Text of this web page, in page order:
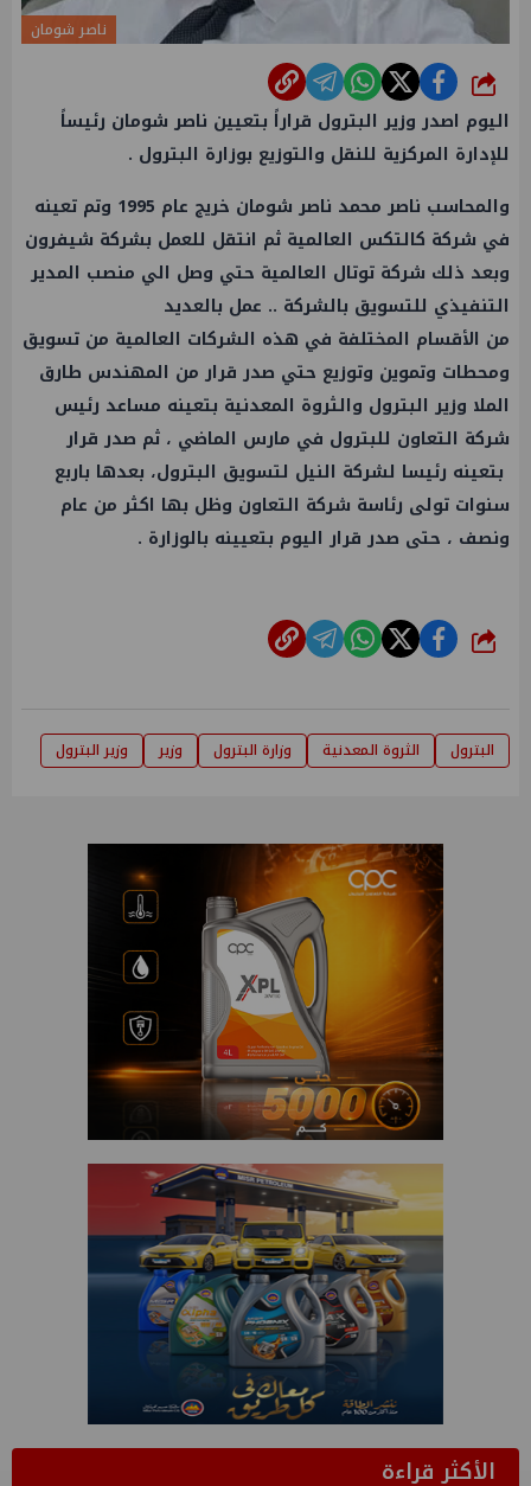
ناصر شومان
شارك
اليوم اصدر وزير البترول قراراً بتعيين ناصر شومان رئيساً
للإدارة المركزية للنقل والتوزيع بوزارة البترول .
والمحاسب ناصر محمد ناصر شومان خريج عام 1995 وتم تعينه
في شركة كالتكس العالمية ثم انتقل للعمل بشركة شيفرون
وبعد ذلك شركة توتال العالمية حتي وصل الي منصب المدير
التنفيذي للتسويق بالشركة .. عمل بالعديد
من الأقسام المختلفة في هذه الشركات العالمية من تسويق
ومحطات وتموين وتوزيع حتي صدر قرار من المهندس طارق
الملا وزير البترول والثروة المعدنية بتعينه مساعد رئيس
شركة التعاون للبترول في مارس الماضي ، ثم صدر قرار
بتعينه رئيسا لشركة النيل لتسويق البترول، بعدها باربع
سنوات تولى رئاسة شركة التعاون وظل بها اكثر من عام
ونصف ، حتى صدر قرار اليوم بتعيينه بالوزارة .
شارك
البترول الثروة المعدنية وزارة البترول وزير وزير البترول
الأكثر قراءة